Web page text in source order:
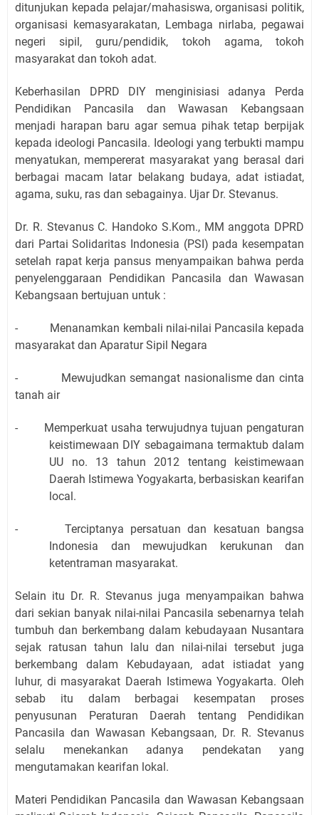
ditunjukan kepada pelajar/mahasiswa, organisasi politik,
organisasi kemasyarakatan, Lembaga nirlaba, pegawai
negeri sipil, guru/pendidik, tokoh agama, tokoh
masyarakat dan tokoh adat.
Keberhasilan DPRD DIY menginisiasi adanya Perda
Pendidikan Pancasila dan Wawasan Kebangsaan
menjadi harapan baru agar semua pihak tetap berpijak
kepada ideologi Pancasila. Ideologi yang terbukti mampu
menyatukan, mempererat masyarakat yang berasal dari
berbagai macam latar belakang budaya, adat istiadat,
agama, suku, ras dan sebagainya. Ujar Dr. Stevanus.
Dr. R. Stevanus C. Handoko S.Kom., MM anggota DPRD
dari Partai Solidaritas Indonesia (PSI) pada kesempatan
setelah rapat kerja pansus menyampaikan bahwa perda
penyelenggaraan Pendidikan Pancasila dan Wawasan
Kebangsaan bertujuan untuk :
-
Menanamkan kembali nilai-nilai Pancasila kepada
masyarakat dan Aparatur Sipil Negara
-
Mewujudkan semangat nasionalisme dan cinta
tanah air
-
Memperkuat usaha terwujudnya tujuan pengaturan
keistimewaan DIY sebagaimana termaktub dalam
UU no. 13 tahun 2012 tentang keistimewaan
Daerah Istimewa Yogyakarta, berbasiskan kearifan
local.
-
Terciptanya persatuan dan kesatuan bangsa
Indonesia dan mewujudkan kerukunan dan
ketentraman masyarakat.
Selain itu Dr. R. Stevanus juga menyampaikan bahwa
dari sekian banyak nilai-nilai Pancasila sebenarnya telah
tumbuh dan berkembang dalam kebudayaan Nusantara
sejak ratusan tahun lalu dan nilai-nilai tersebut juga
berkembang dalam Kebudayaan, adat istiadat yang
luhur, di masyarakat Daerah Istimewa Yogyakarta. Oleh
sebab itu dalam berbagai kesempatan proses
penyusunan Peraturan Daerah tentang Pendidikan
Pancasila dan Wawasan Kebangsaan, Dr. R. Stevanus
selalu menekankan adanya pendekatan yang
mengutamakan kearifan lokal.
Materi Pendidikan Pancasila dan Wawasan Kebangsaan